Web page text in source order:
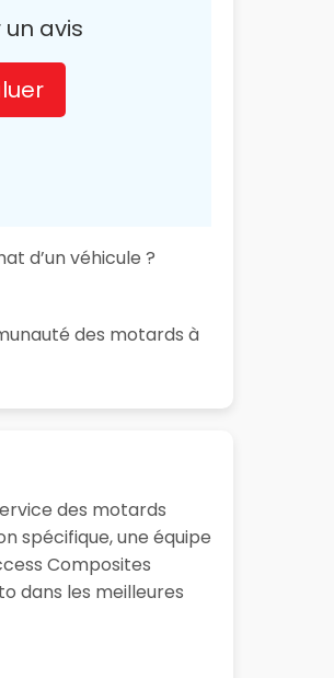
un avis
d’un véhicule ?
des motards à
des motards
spécifique, une équipe
Composites
dans les meilleures